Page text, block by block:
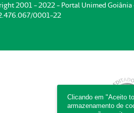
2001 - 2022 - Portal Unimed Goiânia
0001-22
Clicando em "Aceito
armazenamento de